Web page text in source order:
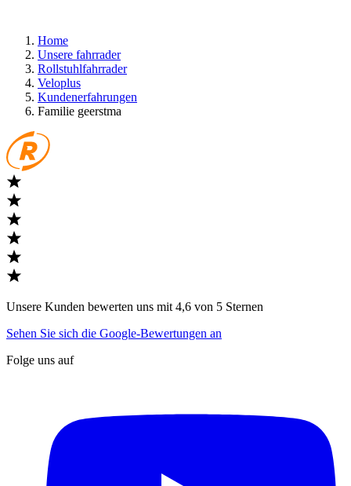
Home
Unsere fahrrader
Rollstuhlfahrrader
Veloplus
Kundenerfahrungen
Familie geerstma
Unsere Kunden bewerten uns mit 4,6 von 5 Sternen
Sehen Sie sich die Google-Bewertungen an
Folge uns auf